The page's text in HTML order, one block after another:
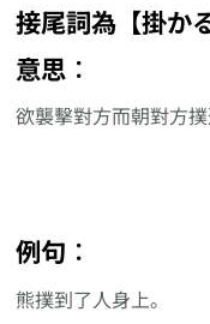
接尾詞為【掛か
意思︰
欲襲擊對方而朝對方
例句︰
熊撲到了人身上。